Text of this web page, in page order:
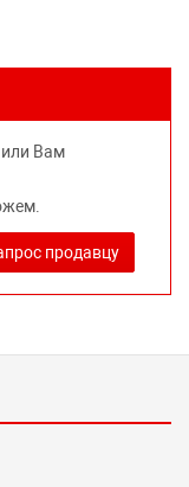
для
знаков.
необходимую и
к
их правильного
Законом
Вам
продавцу